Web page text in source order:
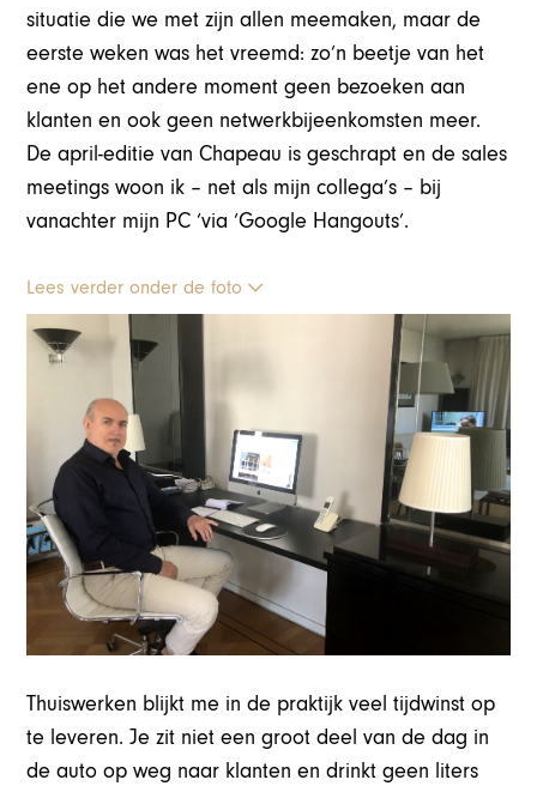
situatie die we met zijn allen meemaken, maar de
eerste weken was het vreemd: zo’n beetje van het
ene op het andere moment geen bezoeken aan
klanten en ook geen netwerkbijeenkomsten meer.
De april-editie van Chapeau is geschrapt en de sales
meetings woon ik – net als mijn collega’s – bij
vanachter mijn PC ‘via ‘Google Hangouts’.
Lees verder onder de foto
Thuiswerken blijkt me in de praktijk veel tijdwinst op
te leveren. Je zit niet een groot deel van de dag in
de auto op weg naar klanten en drinkt geen liters